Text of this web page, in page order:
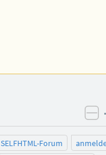
SELFHTML-Forum